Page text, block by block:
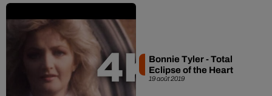
19 août 2019
Bonnie Tyler - Total
Eclipse of the Heart